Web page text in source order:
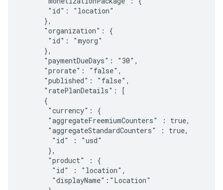
       "id": "location"
      },
      "organization": {
       "id": "myorg"
      },
      "paymentDueDays": "30",
      "prorate": "false",
      "published": "false",
      "ratePlanDetails": [
      {
       "currency": {
       "aggregateFreemiumCounters" : true,
       "aggregateStandardCounters" : true,
        "id" : "usd"
       },
       "product" : {
        "id" : "location",
        "displayName":"Location"